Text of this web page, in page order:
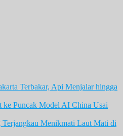
Terbakar, Api Menjalar hingga
Puncak Model AI China Usai
Terjangkau Menikmati Laut Mati di